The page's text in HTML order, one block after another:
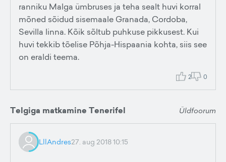
ranniku Malga ümbruses ja teha sealt huvi korral
mõned sõidud sisemaale Granada, Cordoba,
Sevilla linna. Kõik sõltub puhkuse pikkusest. Kui
huvi tekkib tõelise Põhja-Hispaania kohta, siis see
on eraldi teema.
2 0
Telgiga matkamine Tenerifel Üldfoorum
LllAndres27. aug 2018 10:15